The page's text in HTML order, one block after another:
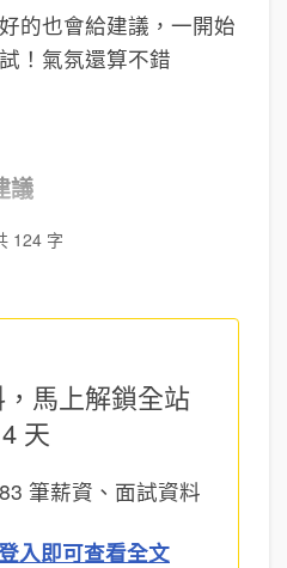
的也會給建議，一開始
！氣氛還算不錯
議
124 字
馬上解鎖全站
天
筆薪資、面試資料
入即可查看全文